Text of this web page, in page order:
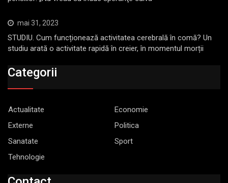
mai 31, 2023
STUDIU. Cum funcționează activitatea cerebrală în comă? Un
studiu arată o activitate rapidă în creier, în momentul morții
Categorii
Actualitate
Economie
Externe
Politica
Sanatate
Sport
Tehnologie